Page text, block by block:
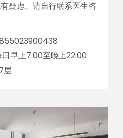
疑虑、请自行联系医生咨
日早上7:00至晚上22:00
层